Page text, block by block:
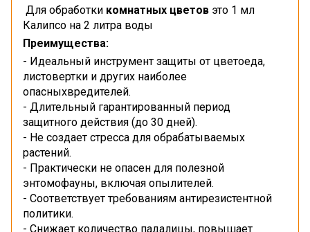
Для обработки комнатных цветов это 1 мл
Калипсо на 2 литра воды
Преимущества:
- Идеальный инструмент защиты от цветоеда,
листовертки и других наиболее
опасныхвредителей.
- Длительный гарантированный период
защитного действия (до 30 дней).
- Не создает стресса для обрабатываемых
растений.
- Практически не опасен для полезной
энтомофауны, включая опылителей.
- Соответствует требованиям антирезистентной
политики.
- Снижает количество падалицы, повышает